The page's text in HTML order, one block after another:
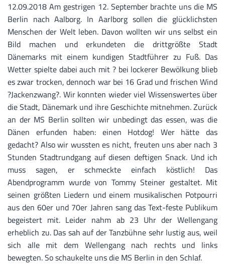
12.09.2018 Am gestrigen 12. September brachte uns die MS
Berlin nach Aalborg. In Aarlborg sollen die glücklichsten
Menschen der Welt leben. Davon wollten wir uns selbst ein
Bild machen und erkundeten die drittgrößte Stadt
Dänemarks mit einem kundigen Stadtführer zu Fuß. Das
Wetter spielte dabei auch mit ? bei lockerer Bewölkung blieb
es zwar trocken, dennoch war bei 16 Grad und frischen Wind
?Jackenzwang?. Wir konnten wieder viel Wissenswertes über
die Stadt, Dänemark und ihre Geschichte mitnehmen. Zurück
an der MS Berlin sollten wir unbedingt das essen, was die
Dänen erfunden haben: einen Hotdog! Wer hätte das
gedacht? Also wir wussten es nicht, freuten uns aber nach 3
Stunden Stadtrundgang auf diesen deftigen Snack. Und ich
muss sagen, er schmeckte einfach köstlich! Das
Abendprogramm wurde von Tommy Steiner gestaltet. Mit
seinen größten Liedern und einem musikalischen Potpourri
aus den 60er und 70er Jahren sang das Text-feste Publikum
begeistert mit. Leider nahm ab 23 Uhr der Wellengang
erheblich zu. Das sah auf der Tanzbühne sehr lustig aus, weil
sich alle mit dem Wellengang nach rechts und links
bewegten. So schaukelte uns die MS Berlin in den Schlaf.